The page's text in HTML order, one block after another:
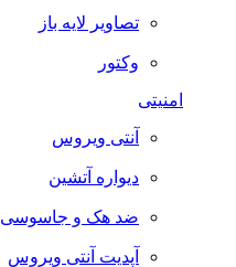
تصاویر لایه باز
وکتور
امنیتی
آنتی ویروس
دیواره آتشین
ضد هک و جاسوسی
آپدیت آنتی ویروس